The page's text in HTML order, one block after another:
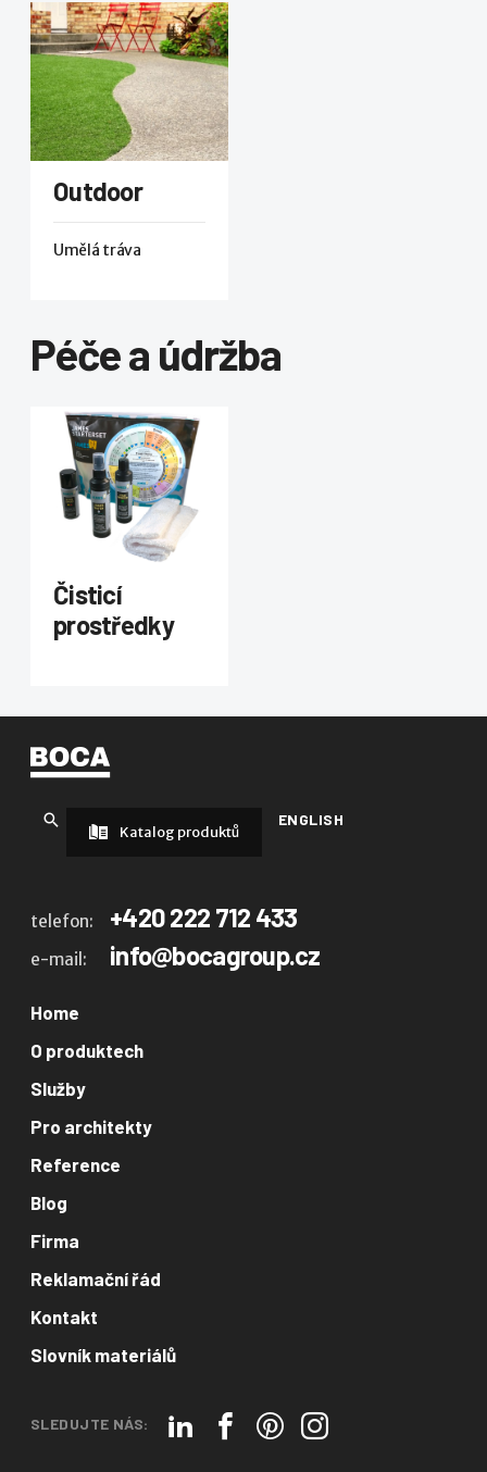
Outdoor
Umělá tráva
Péče a údržba
Čisticí
prostředky
ENGLISH
Katalog produktů
telefon: +420 222 712 433
e-mail: info@bocagroup.cz
Home
O produktech
Služby
Pro architekty
Reference
Blog
Firma
Reklamační řád
Kontakt
Slovník materiálů
SLEDUJTE NÁS: